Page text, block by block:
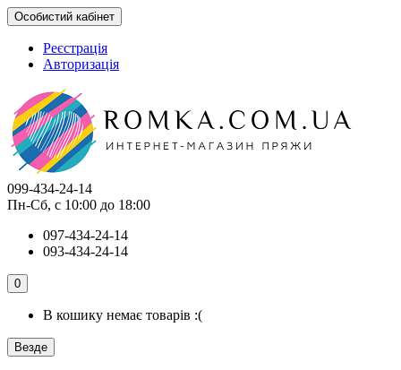
Особистий кабінет
Реєстрація
Авторизація
099-434-24-14
Пн-Сб, с 10:00 до 18:00
097-434-24-14
093-434-24-14
0
В кошику немає товарів :(
Везде